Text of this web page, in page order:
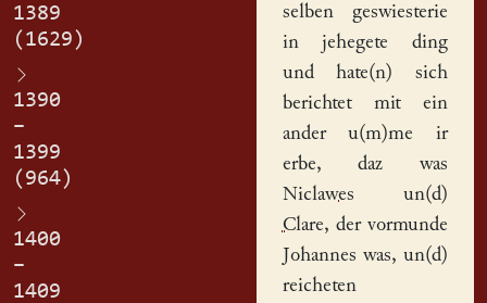
1389
(1629)
1390
–
1399
(964)
1400
–
1409
selben geswiesterie
in jehegete ding
und hate(n) sich
berichtet mit ein
ander u(m)me ir
erbe, daz was
Niclawes un(d)
Clare, der vormunde
Johannes was, un(d)
reicheten